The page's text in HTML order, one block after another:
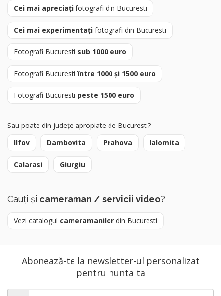
Cei mai apreciați fotografi din Bucuresti
Cei mai experimentați fotografi din Bucuresti
Fotografi Bucuresti sub 1000 euro
Fotografi Bucurestiîntre 1000 și 1500 euro
Fotografi Bucuresti peste 1500 euro
Sau poate din județe apropiate de Bucuresti?
Ilfov
Dambovita Prahova Ialomita
Calarasi Giurgiu
Cauți și cameraman / servicii video?
Vezi catalogul cameramanilor din Bucuresti
Abonează-te la newsletter-ul personalizat
pentru nunta ta